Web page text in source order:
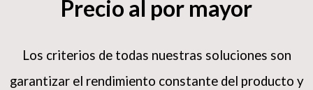
Precio al por mayor
Los criterios de todas nuestras soluciones son